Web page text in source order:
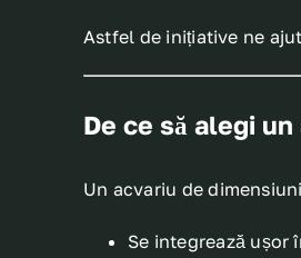
Astfel de inițiative ne
De ce să alegi
Un acvariu de
Se integrează ușor